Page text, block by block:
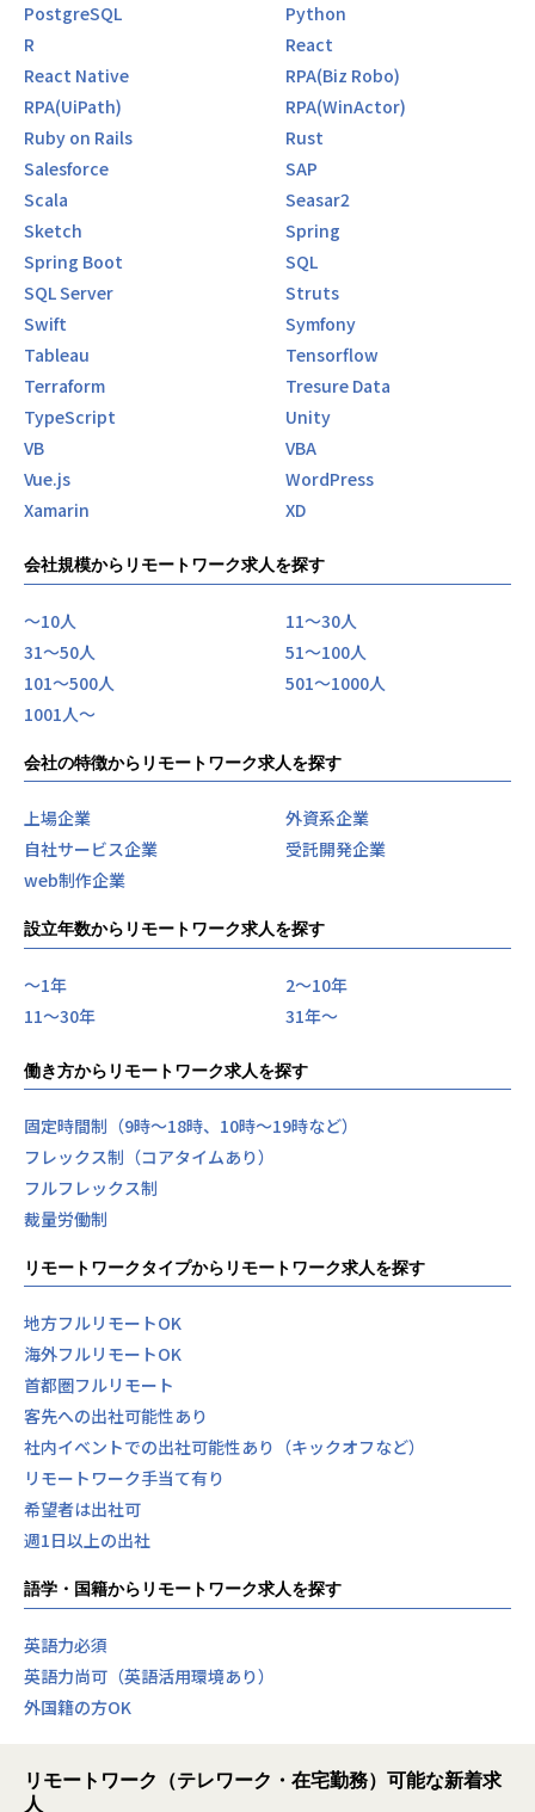
PostgreSQL
Python
R
React
React Native
RPA(Biz Robo)
RPA(UiPath)
RPA(WinActor)
Ruby on Rails
Rust
Salesforce
SAP
Scala
Seasar2
Sketch
Spring
Spring Boot
SQL
SQL Server
Struts
Swift
Symfony
Tableau
Tensorflow
Terraform
Tresure Data
TypeScript
Unity
VB
VBA
Vue.js
WordPress
Xamarin
XD
会社規模からリモートワーク求人を探す
〜10人
11〜30人
31〜50人
51〜100人
101〜500人
501〜1000人
1001人〜
会社の特徴からリモートワーク求人を探す
上場企業
外資系企業
自社サービス企業
受託開発企業
web制作企業
設立年数からリモートワーク求人を探す
〜1年
2〜10年
11〜30年
31年〜
働き方からリモートワーク求人を探す
固定時間制（9時～18時、10時～19時など）
フレックス制（コアタイムあり）
フルフレックス制
裁量労働制
リモートワークタイプからリモートワーク求人を探す
地方フルリモートOK
海外フルリモートOK
首都圏フルリモート
客先への出社可能性あり
社内イベントでの出社可能性あり（キックオフなど）
リモートワーク手当て有り
希望者は出社可
週1日以上の出社
語学・国籍からリモートワーク求人を探す
英語力必須
英語力尚可（英語活用環境あり）
外国籍の方OK
リモートワーク（テレワーク・在宅勤務）可能な新着求
人